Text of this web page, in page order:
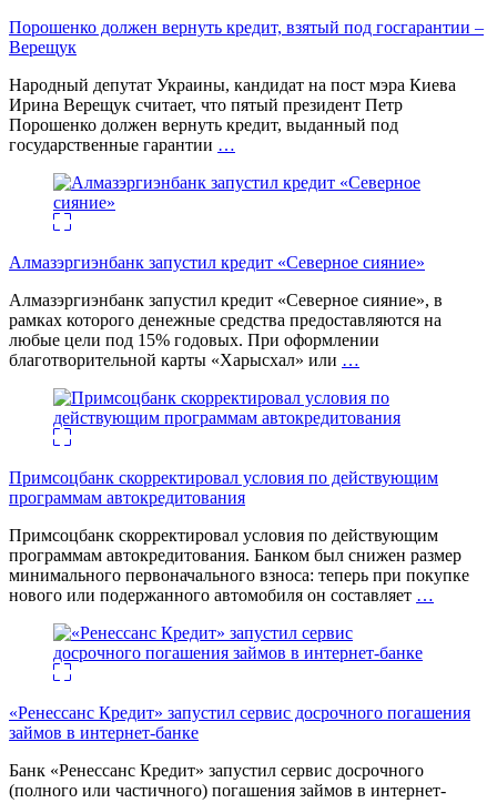
Порошенко должен вернуть кредит, взятый под госгарантии –
Верещук
Народный депутат Украины, кандидат на пост мэра Киева
Ирина Верещук считает, что пятый президент Петр
Порошенко должен вернуть кредит, выданный под
государственные гарантии …
Алмазэргиэнбанк запустил кредит «Северное сияние»
Алмазэргиэнбанк запустил кредит «Северное сияние», в
рамках которого денежные средства предоставляются на
любые цели под 15% годовых. При оформлении
благотворительной карты «Харысхал» или …
Примсоцбанк скорректировал условия по действующим
программам автокредитования
Примсоцбанк скорректировал условия по действующим
программам автокредитования. Банком был снижен размер
минимального первоначального взноса: теперь при покупке
нового или подержанного автомобиля он составляет …
«Ренессанс Кредит» запустил сервис досрочного погашения
займов в интернет-банке
Банк «Ренессанс Кредит» запустил сервис досрочного
(полного или частичного) погашения займов в интернет-